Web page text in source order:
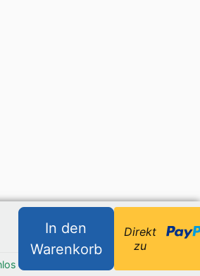
In den
Warenkorb
Direkt
zu